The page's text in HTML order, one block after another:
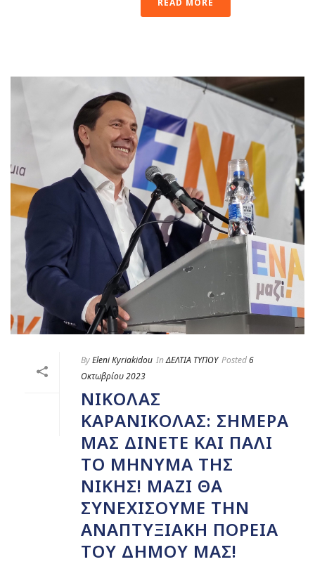
ByEleni Kyriakidou InΔΕΛΤΙΑ ΤΥΠΟΥ Posted6
Οκτωβρίου 2023
ΝΙΚΌΛΑΣ
ΚΑΡΑΝΙΚΌΛΑΣ: ΣΉΜΕΡΑ
ΜΑΣ ΔΊΝΕΤΕ ΚΑΙ ΠΆΛΙ
ΤΟ ΜΉΝΥΜΑ ΤΗΣ
ΝΊΚΗΣ! ΜΑΖΊ ΘΑ
ΣΥΝΕΧΊΣΟΥΜΕ ΤΗΝ
ΑΝΑΠΤΥΞΙΑΚΉ ΠΟΡΕΊΑ
ΤΟΥ ΔΉΜΟΥ ΜΑΣ!